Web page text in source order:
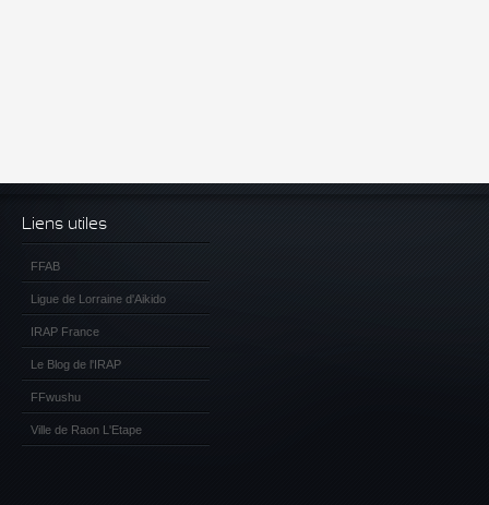
Liens utiles
FFAB
Ligue de Lorraine d'Aikido
IRAP France
Le Blog de l'IRAP
FFwushu
Ville de Raon L'Etape